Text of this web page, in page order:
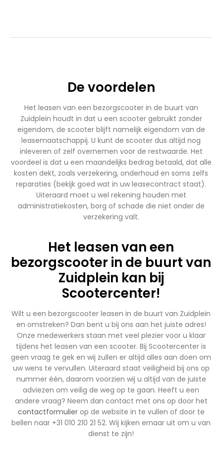
De voordelen
Het leasen van een bezorgscooter in de buurt van
Zuidplein houdt in dat u een scooter gebruikt zonder
eigendom, de scooter blijft namelijk eigendom van de
leasemaatschappij. U kunt de scooter dus altijd nog
inleveren of zelf overnemen voor de restwaarde. Het
voordeel is dat u een maandelijks bedrag betaald, dat alle
kosten dekt, zoals verzekering, onderhoud en soms zelfs
reparaties (bekijk goed wat in uw leasecontract staat).
Uiteraard moet u wel rekening houden met
administratiekosten, borg of schade die niet onder de
verzekering valt.
Het leasen van een
bezorgscooter in de buurt van
Zuidplein kan bij
Scootercenter!
Wilt u een bezorgscooter leasen in de buurt van Zuidplein
en omstreken? Dan bent u bij ons aan het juiste adres!
Onze medewerkers staan met veel plezier voor u klaar
tijdens het leasen van een scooter. Bij Scootercenter is
geen vraag te gek en wij zullen er altijd alles aan doen om
uw wens te vervullen. Uiteraard staat veiligheid bij ons op
nummer één, daarom voorzien wij u altijd van de juiste
adviezen om veilig de weg op te gaan. Heeft u een
andere vraag? Neem dan contact met ons op door het
contactformulierop de website in te vullen of door te
bellen naar +31 010 210 21 52. Wij kijken ernaar uit om u van
dienst te zijn!